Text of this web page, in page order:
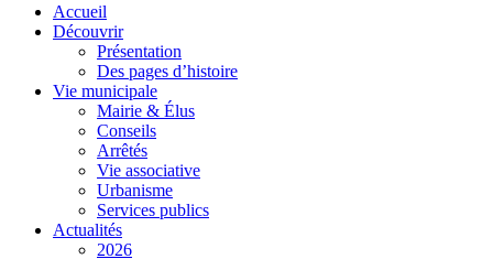
Accueil
Découvrir
Présentation
Des pages d’histoire
Vie municipale
Mairie & Élus
Conseils
Arrêtés
Vie associative
Urbanisme
Services publics
Actualités
2026